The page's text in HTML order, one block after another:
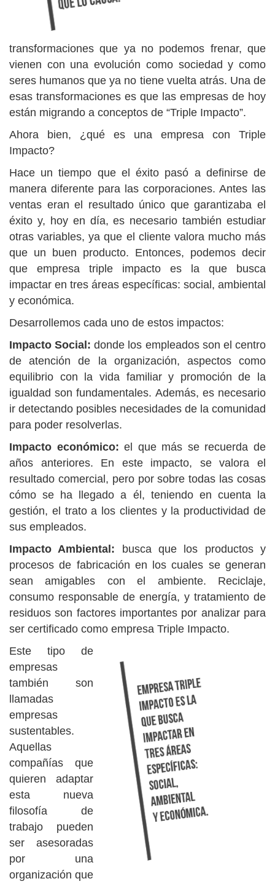
transformaciones que ya no podemos frenar, que
vienen con una evolución como sociedad y como
seres humanos que ya no tiene vuelta atrás. Una de
esas transformaciones es que las empresas de hoy
están migrando a conceptos de “Triple Impacto”.
Ahora bien, ¿qué es una empresa con Triple
Impacto?
Hace un tiempo que el éxito pasó a definirse de
manera diferente para las corporaciones. Antes las
ventas eran el resultado único que garantizaba el
éxito y, hoy en día, es necesario también estudiar
otras variables, ya que el cliente valora mucho más
que un buen producto. Entonces, podemos decir
que empresa triple impacto es la que busca
impactar en tres áreas específicas: social, ambiental
y económica.
Desarrollemos cada uno de estos impactos:
Impacto Social: donde los empleados son el centro
de atención de la organización, aspectos como
equilibrio con la vida familiar y promoción de la
igualdad son fundamentales. Además, es necesario
ir detectando posibles necesidades de la comunidad
para poder resolverlas.
Impacto económico: el que más se recuerda de
años anteriores. En este impacto, se valora el
resultado comercial, pero por sobre todas las cosas
cómo se ha llegado a él, teniendo en cuenta la
gestión, el trato a los clientes y la productividad de
sus empleados.
Impacto Ambiental: busca que los productos y
procesos de fabricación en los cuales se generan
sean amigables con el ambiente. Reciclaje,
consumo responsable de energía, y tratamiento de
residuos son factores importantes por analizar para
ser certificado como empresa Triple Impacto.
Este tipo de
empresas
también son
llamadas
empresas
sustentables.
Aquellas
compañías que
quieren adaptar
esta nueva
filosofía de
trabajo pueden
ser asesoradas
por una
organización que